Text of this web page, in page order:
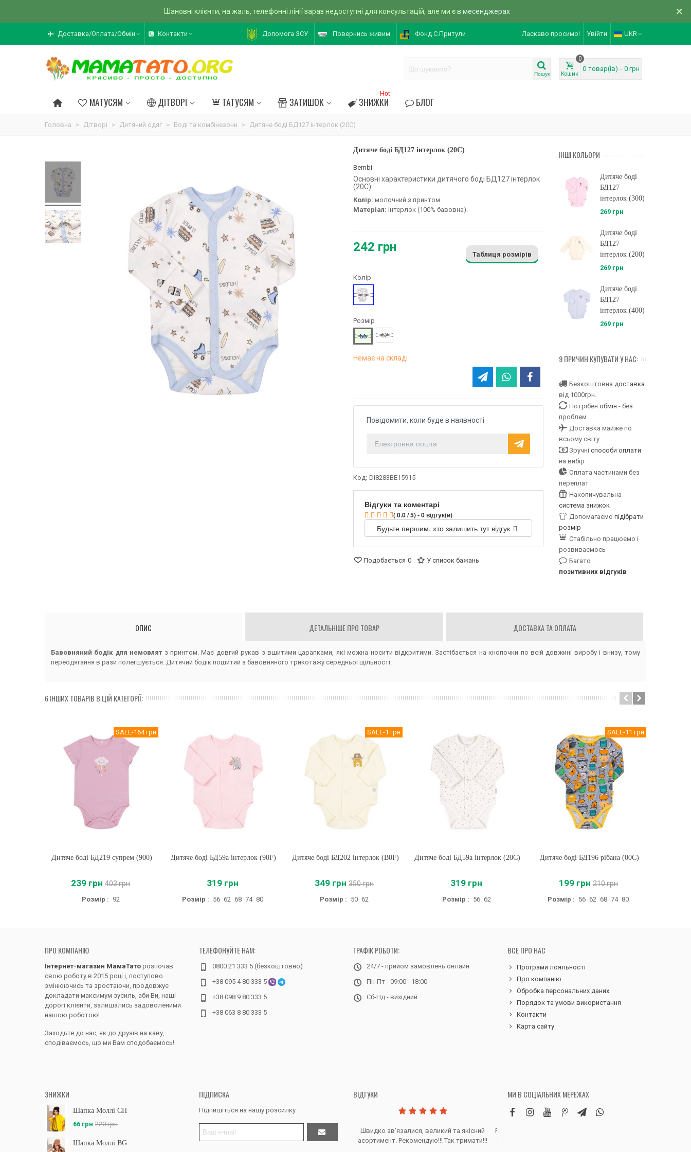
Шановні клієнти, на жаль, телефонні лінії зараз недоступні для консультацій, але ми єв месенджерах ×
Доставка/Оплата/Обмін Контакти Допомога ЗСУ Повернись живим Фонд С.Притули Ласкаво просимо! Увійти UKR
Пошук Кошик
0
0 товар(ів) - 0 грн
МАТУСЯМ ДІТВОРІ ТАТУСЯМ ЗАТИШОК ЗНИЖКИ
Hot
БЛОГ
Головна > Дітворі > Дитячий одяг > Боді та комбінезони > Дитяче боді БД127 інтерлок (20C)
Дитяче боді БД127 інтерлок (20C)
Bembi
Основні характеристики дитячого боді БД127 інтерлок
(20C):
Колір: молочний з принтом.
Матеріал: інтерлок (100% бавовна).
242 грн
Таблиця розмірів
Колір
Малюнок
Розмір
56
62
Немає на складі
Повідомити, коли буде в наявності
Код: DI8283BE15915
Відгуки та коментарі
( 0.0 / 5) - 0 відгук(и)
Будьте першим, хто залишить тут відгук
Подобається 0 У список бажань
ІНШІ КОЛЬОРИ
Дитяче боді
БД127
інтерлок (300)
269 грн
Дитяче боді
БД127
інтерлок (200)
269 грн
Дитяче боді
БД127
інтерлок (400)
269 грн
9 ПРИЧИН КУПУВАТИ У НАС:
Безкоштовна доставка
від 1000грн.
Потрібен обмін - без
проблем
Доставка майже по
всьому світу
Зручні способи оплати
на вибір
Оплата частинами без
переплат
Накопичувальна
система знижок
Допомагаємо підібрати
розмір
Стабільно працюємо і
розвиваємось
Багато
позитивних відгуків
ОПИС ДЕТАЛЬНІШЕ ПРО ТОВАР ДОСТАВКА ТА ОПЛАТА
Бавовняний бодік для немовлят з принтом. Має довгий рукав з вшитими царапками, які можна носити відкритими. Застібається на кнопочки по всій довжині виробу і внизу, тому
переодягання в рази полегшується. Дитячий бодік пошитий з бавовняного трикотажу середньої щільності.
6 ІНШИХ ТОВАРІВ В ЦІЙ КАТЕГОРІЇ:
SALE-164 грн
Купити
Дитяче боді БД219 супрем (900)
239 грн 403 грн
Розмір : 92
Купити
Дитяче боді БД59а інтерлок (90F)
319 грн
Розмір : 56 62 68 74 80
SALE-1 грн
Купити
Дитяче боді БД202 інтерлок (B0F)
349 грн 350 грн
Розмір : 50 62
Купити
Дитяче боді БД59а інтерлок (20C)
319 грн
Розмір : 56 62
SALE-11 грн
Купити
Дитяче боді БД196 рібана (00C)
199 грн 210 грн
Розмір : 56 62 68 74 80
ПРО КОМПАНІЮ
Інтернет-магазин МамаТато розпочав
свою роботу в 2015 році і, поступово
змінюючись та зростаючи, продовжує
докладати максимум зусиль, аби Ви, наші
дорогі клієнти, залишались задоволеними
нашою роботою!
Заходьте до нас, як до друзів на каву,
сподіваємось, що ми Вам сподобаємось!
ТЕЛЕФОНУЙТЕ НАМ:
0800 21 333 5 (безкоштовно)
+38 095 4 80 333 5
+38 098 9 80 333 5
+38 063 8 80 333 5
ГРАФІК РОБОТИ:
24/7 - прийом замовлень онлайн
Пн-Пт - 09:00 - 18:00
Сб-Нд - вихідний
ВСЕ ПРО НАС
Програми лояльності
Про компанію
Обробка персональних даних
Порядок та умови використання
Контакти
Карта сайту
ЗНИЖКИ
Шапка Моллі CH
66 грн 220 грн
Шапка Моллі BG
ПІДПИСКА
Підпишіться на нашу розсилку
ВІДГУКИ
Дякую за все, продавець супер.
Швидко звʼязалися, великий та якісний
асортимент. Рекомендую!!! Так тримати!!!
Робила замовлення дитячих вельветових
штанів. Дуже вдячна магазину, доставка
МИ В СОЦІАЛЬНИХ МЕРЕЖАХ